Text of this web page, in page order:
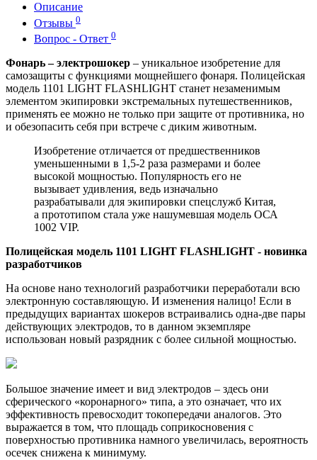
Описание
Отзывы 0
Вопрос - Ответ 0
Фонарь – электрошокер – уникальное изобретение для
самозащиты с функциями мощнейшего фонаря. Полицейская
модель 1101 LIGHT FLASHLIGHT станет незаменимым
элементом экипировки экстремальных путешественников,
применять ее можно не только при защите от противника, но
и обезопасить себя при встрече с диким животным.
Изобретение отличается от предшественников
уменьшенными в 1,5-2 раза размерами и более
высокой мощностью. Популярность его не
вызывает удивления, ведь изначально
разрабатывали для экипировки спецслужб Китая,
а прототипом стала уже нашумевшая модель ОСА
1002 VIP.
Полицейская модель 1101 LIGHT FLASHLIGHT - новинка
разработчиков
На основе нано технологий разработчики переработали всю
электронную составляющую. И изменения налицо! Если в
предыдущих вариантах шокеров встраивались одна-две пары
действующих электродов, то в данном экземпляре
использован новый разрядник с более сильной мощностью.
Большое значение имеет и вид электродов – здесь они
сферического «коронарного» типа, а это означает, что их
эффективность превосходит токопередачи аналогов. Это
выражается в том, что площадь соприкосновения с
поверхностью противника намного увеличилась, вероятность
осечек снижена к минимуму.